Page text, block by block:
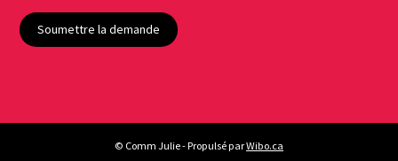
Soumettre la demande
© Comm Julie - Propulsé parWibo.ca